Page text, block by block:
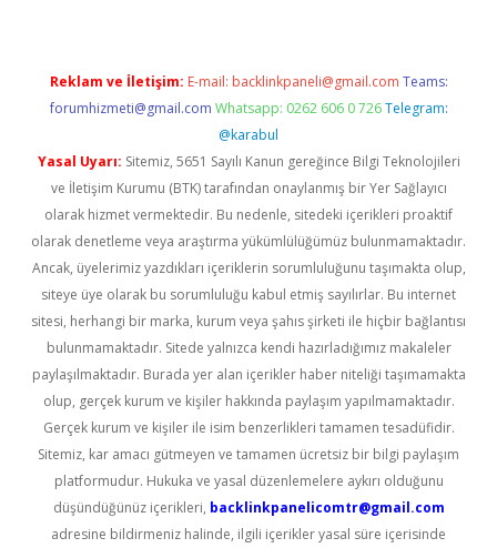
Reklam ve İletişim: E-mail: backlinkpaneli@gmail.com Teams:
forumhizmeti@gmail.com Whatsapp: 0262 606 0 726 Telegram:
@karabul
Yasal Uyarı: Sitemiz, 5651 Sayılı Kanun gereğince Bilgi Teknolojileri
ve İletişim Kurumu (BTK) tarafından onaylanmış bir Yer Sağlayıcı
olarak hizmet vermektedir. Bu nedenle, sitedeki içerikleri proaktif
olarak denetleme veya araştırma yükümlülüğümüz bulunmamaktadır.
Ancak, üyelerimiz yazdıkları içeriklerin sorumluluğunu taşımakta olup,
siteye üye olarak bu sorumluluğu kabul etmiş sayılırlar. Bu internet
sitesi, herhangi bir marka, kurum veya şahıs şirketi ile hiçbir bağlantısı
bulunmamaktadır. Sitede yalnızca kendi hazırladığımız makaleler
paylaşılmaktadır. Burada yer alan içerikler haber niteliği taşımamakta
olup, gerçek kurum ve kişiler hakkında paylaşım yapılmamaktadır.
Gerçek kurum ve kişiler ile isim benzerlikleri tamamen tesadüfidir.
Sitemiz, kar amacı gütmeyen ve tamamen ücretsiz bir bilgi paylaşım
platformudur. Hukuka ve yasal düzenlemelere aykırı olduğunu
düşündüğünüz içerikleri, backlinkpanelicomtr@gmail.com
adresine bildirmeniz halinde, ilgili içerikler yasal süre içerisinde